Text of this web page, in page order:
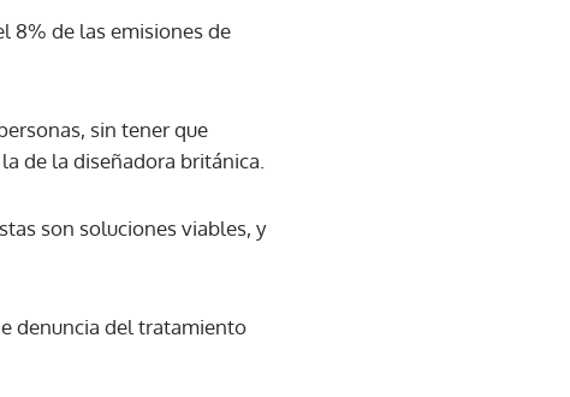
8% de las emisiones de
sin tener que
de la diseñadora británica.
son soluciones viables, y
denuncia del tratamiento